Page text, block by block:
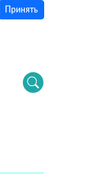
Принять